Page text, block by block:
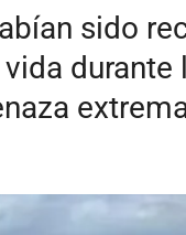
sido